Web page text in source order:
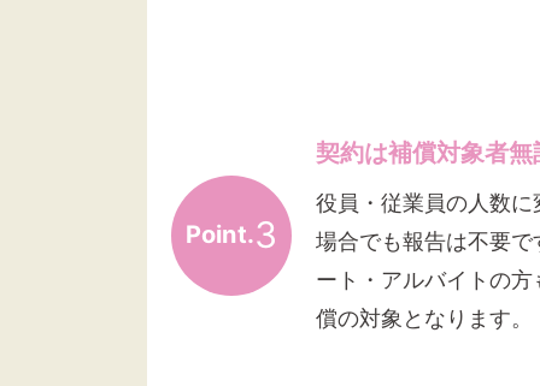
Point.3
契約は補償対象者無
役員・従業員の人数に
場合でも報告は不要で
ート・アルバイトの
償の対象となります。